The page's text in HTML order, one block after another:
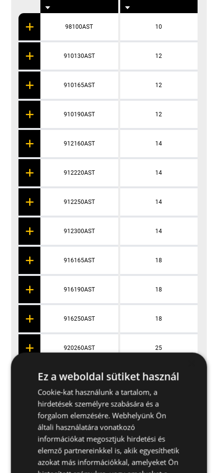
98100AST
910130AST
910165AST
910190AST
912160AST
912220AST
912250AST
912300AST
916165AST
916190AST
916250AST
920260AST
924300AST
9X8100AST
9X10130AST
9X12160AST
10
12
12
12
14
14
14
14
18
18
18
25
28
10
12
14
Ez a weboldal sütiket használ
Cookie-kat használunk a tartalom, a
hirdetések személyre szabására és a
forgalom elemzésére. Webhelyünk Ön
általi használatára vonatkozó
információkat megosztjuk hirdetési és
elemző partnereinkkel is, akik egyesíthetik
azokat más információkkal, amelyeket Ön